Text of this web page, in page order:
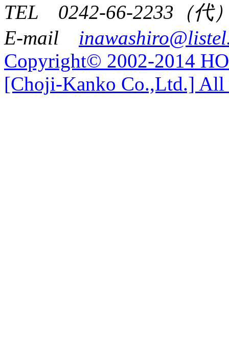
TEL 0242-66-2233
E-mail
Copyright© 2002-2014
[Choji-Kanko Co.,Ltd.] All